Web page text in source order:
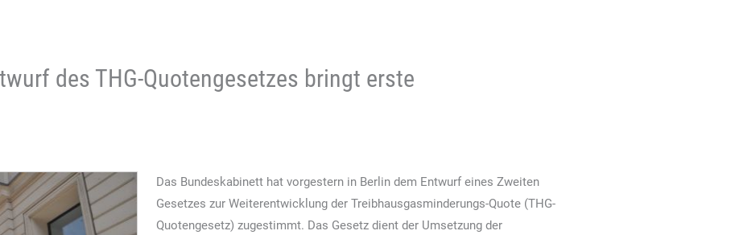
des THG-Quotengesetzes bringt erste
Das Bundeskabinett hat vorgestern in Berlin dem Entwurf eines Zweiten
Gesetzes zur Weiterentwicklung der Treibhausgasminderungs-Quote (THG-
Quotengesetz) zugestimmt. Das Gesetz dient der Umsetzung der